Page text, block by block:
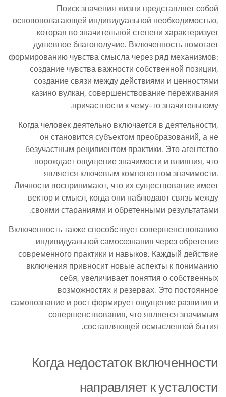
Поиск значения жизни представляет собой
основополагающей индивидуальной необходимостью,
которая во значительной степени характеризует
душевное благополучие. Включенность помогает
формированию чувства смысла через ряд механизмов:
создание чувства важности собственной позиции,
создание связи между действиями и ценностями
казино вулкан, совершенствование переживания
причастности к чему-то значительному.
Когда человек деятельно включается в деятельности,
он становится субъектом преобразований, а не
безучастным реципиентом практики. Это агентство
порождает ощущение значимости и влияния, что
является ключевым компонентом значимости.
Личности воспринимают, что их существование имеет
вектор и смысл, когда они наблюдают связь между
своими стараниями и обретенными результатами.
Включенность также способствует совершенствованию
индивидуальной самосознания через обретение
современного практики и навыков. Каждый действие
включения привносит новые аспекты к пониманию
себя, увеличивает понятия о собственных
возможностях и резервах. Это постоянное
самопознание и рост формирует ощущение развития и
совершенствования, что является значимым
составляющей осмысленной бытия.
Когда недостаток включенности
направляет к усталости